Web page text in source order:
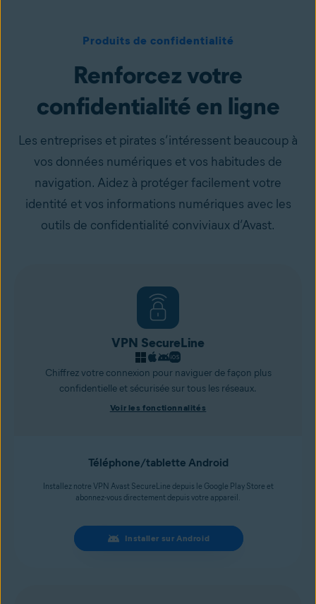
Produits de confidentialité
Renforcez votre
confidentialité en ligne
Les entreprises et pirates s’intéressent beaucoup à
vos données numériques et vos habitudes de
navigation. Aidez à protéger facilement votre
identité et vos informations numériques avec les
outils de confidentialité conviviaux d’Avast.
VPN SecureLine
Chiffrez votre connexion pour naviguer de façon plus
confidentielle et sécurisée sur tous les réseaux.
Voir les fonctionnalités
Téléphone/tablette Android
Installez notre VPN Avast SecureLine depuis le Google Play Store et
abonnez-vous directement depuis votre appareil.
Installer sur Android